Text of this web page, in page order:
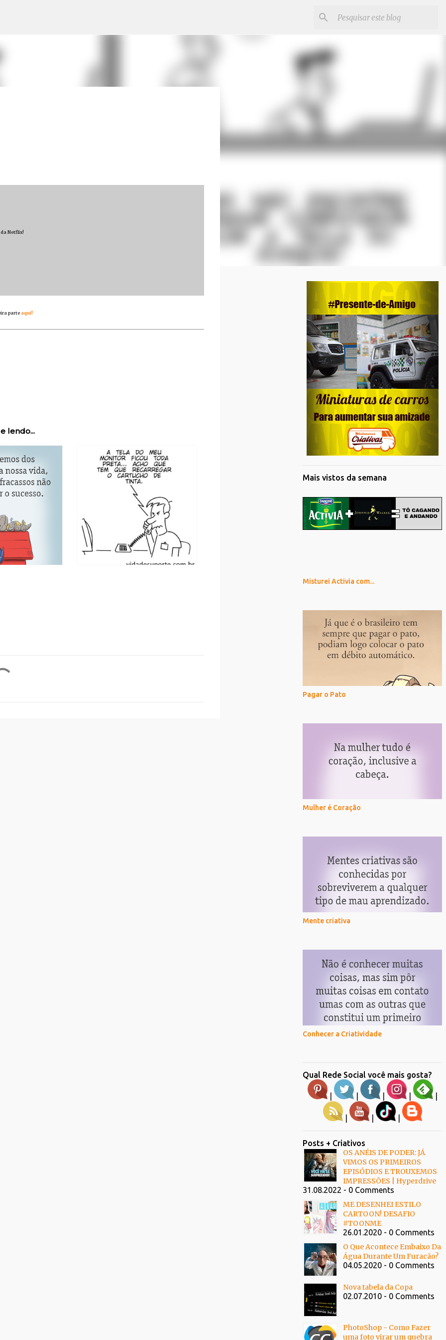
Netflix!
parteaqui!
lendo...
Mais vistos da semana
Misturei Activia com...
Pagar o Pato
Mulher é Coração
Mente criativa
Conhecer a Criatividade
Qual Rede Social você mais gosta?
| | | | |
| | |
Posts + Criativos
OS ANÉIS DE PODER: JÁ
VIMOS OS PRIMEIROS
EPISÓDIOS E TROUXEMOS
IMPRESSÕES | Hyperdrive
31.08.2022 - 0 Comments
ME DESENHEI ESTILO
CARTOON! DESAFIO
#TOONME
26.01.2020 - 0 Comments
O Que Acontece Embaixo Da
Água Durante Um Furacão?
04.05.2020 - 0 Comments
Nova tabela da Copa
02.07.2010 - 0 Comments
PhotoShop - Como Fazer
uma foto virar um quebra